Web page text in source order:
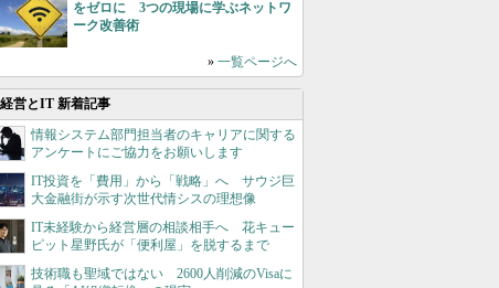
をゼロに 3つの現場に学ぶネットワ
ーク改善術
» 一覧ページへ
経営とIT 新着記事
情報システム部門担当者のキャリアに関する
アンケートにご協力をお願いします
IT投資を「費用」から「戦略」へ サウジ巨
大金融街が示す次世代情シスの理想像
IT未経験から経営層の相談相手へ 花キュー
ピット星野氏が「便利屋」を脱するまで
技術職も聖域ではない 2600人削減のVisaに